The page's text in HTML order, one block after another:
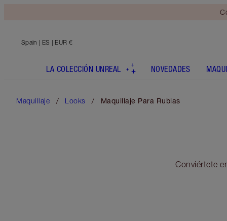
Spain | ES | EUR €
LA COLECCIÓN UNREAL NOVEDADES
Maquillaje Looks Maquillaje Para Rubias
Conviértete